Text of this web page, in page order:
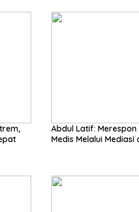
Abdul Latif: Merespon Penyelesaian Sengketa
Medis Melalui